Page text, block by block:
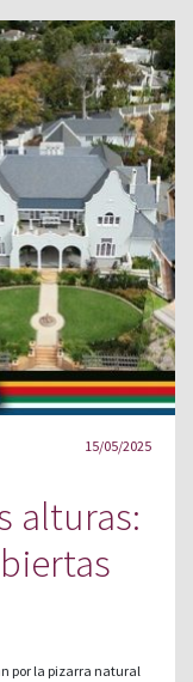
15/05/2025
alturas:
por la pizarra natural